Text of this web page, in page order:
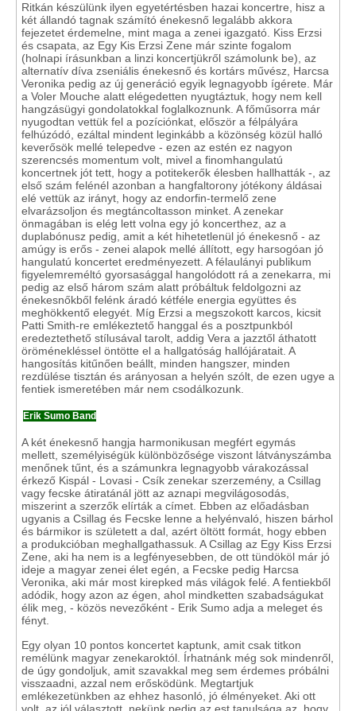
Ritkán készülünk ilyen egyetértésben hazai koncertre, hisz a
két állandó tagnak számító énekesnő legalább akkora
fejezetet érdemelne, mint maga a zenei igazgató. Kiss Erzsi
és csapata, az Egy Kis Erzsi Zene már szinte fogalom
(holnapi írásunkban a linzi koncertjükről számolunk be), az
alternatív díva zseniális énekesnő és kortárs művész, Harcsa
Veronika pedig az új generáció egyik legnagyobb ígérete. Már
a Voler Mouche alatt elégedetten nyugtáztuk, hogy nem kell
hangzásügyi gondolatokkal foglalkoznunk. A főműsorra már
nyugodtan vettük fel a pozíciónkat, először a félpályára
felhúzódó, ezáltal mindent leginkább a közönség közül halló
keverősök mellé telepedve - ezen az estén ez nagyon
szerencsés momentum volt, mivel a finomhangulatú
koncertnek jót tett, hogy a potitekerők élesben hallhatták -, az
első szám felénél azonban a hangfaltorony jótékony áldásai
elé vettük az irányt, hogy az endorfin-termelő zene
elvarázsoljon és megtáncoltasson minket. A zenekar
önmagában is elég lett volna egy jó koncerthez, az a
duplabónusz pedig, amit a két hihetetlenül jó énekesnő - az
amúgy is erős - zenei alapok mellé állított, egy harsogóan jó
hangulatú koncertet eredményezett. A félaulányi publikum
figyelemreméltó gyorsasággal hangolódott rá a zenekarra, mi
pedig az első három szám alatt próbáltuk feldolgozni az
énekesnőkből felénk áradó kétféle energia együttes és
meghökkentő elegyét. Míg Erzsi a megszokott karcos, kicsit
Patti Smith-re emlékeztető hanggal és a posztpunkból
eredeztethető stílusával tarolt, addig Vera a jazztől áthatott
öröménekléssel öntötte el a hallgatóság hallójáratait. A
hangosítás kitűnően beállt, minden hangszer, minden
rezdülése tisztán és arányosan a helyén szólt, de ezen ugye a
fentiek ismeretében már nem csodálkozunk.
Erik Sumo Band
A két énekesnő hangja harmonikusan megfért egymás
mellett, személyiségük különbözősége viszont látványszámba
menőnek tűnt, és a számunkra legnagyobb várakozással
érkező Kispál - Lovasi - Csík zenekar szerzemény, a Csillag
vagy fecske átiratánál jött az aznapi megvilágosodás,
miszerint a szerzők elírták a címet. Ebben az előadásban
ugyanis a Csillag és Fecske lenne a helyénvaló, hiszen bárhol
és bármikor is született a dal, azért öltött formát, hogy ebben
a produkcióban meghallgathassuk. A Csillag az Egy Kiss Erzsi
Zene, aki ha nem is a legfényesebben, de ott tündököl már jó
ideje a magyar zenei élet egén, a Fecske pedig Harcsa
Veronika, aki már most kirepked más világok felé. A fentiekből
adódik, hogy azon az égen, ahol mindketten szabadságukat
élik meg, - közös nevezőként - Erik Sumo adja a meleget és
fényt.
Egy olyan 10 pontos koncertet kaptunk, amit csak titkon
remélünk magyar zenekaroktól. Írhatnánk még sok mindenről,
de úgy gondoljuk, amit szavakkal meg sem érdemes próbálni
visszaadni, azzal nem erősködünk. Megtartjuk
emlékezetünkben az ehhez hasonló, jó élményeket. Aki ott